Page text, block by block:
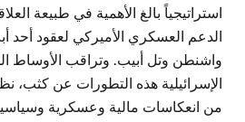
استراتيجياً بالغ الأهمية في طبيعة
الدعم العسكري الأميركي لعقود أحد
واشنطن وتل أبيب. وتراقب الأوساط
الإسرائيلية هذه التطورات عن كثب،
من انعكاسات مالية وعسكرية